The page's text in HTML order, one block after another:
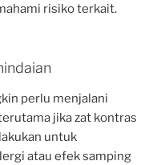
risiko terkait.
perlu menjalani
jika zat kontras
untuk
atau efek samping